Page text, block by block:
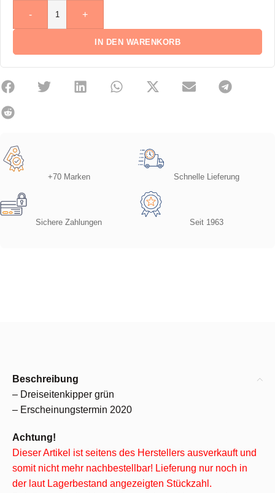
- +
IN DEN WARENKORB
+70 Marken Schnelle Lieferung
Sichere Zahlungen Seit 1963
Beschreibung
– Dreiseitenkipper grün
– Erscheinungstermin 2020
Achtung!
Dieser Artikel ist seitens des Herstellers ausverkauft und
somit nicht mehr nachbestellbar! Lieferung nur noch in
der laut Lagerbestand angezeigten Stückzahl.